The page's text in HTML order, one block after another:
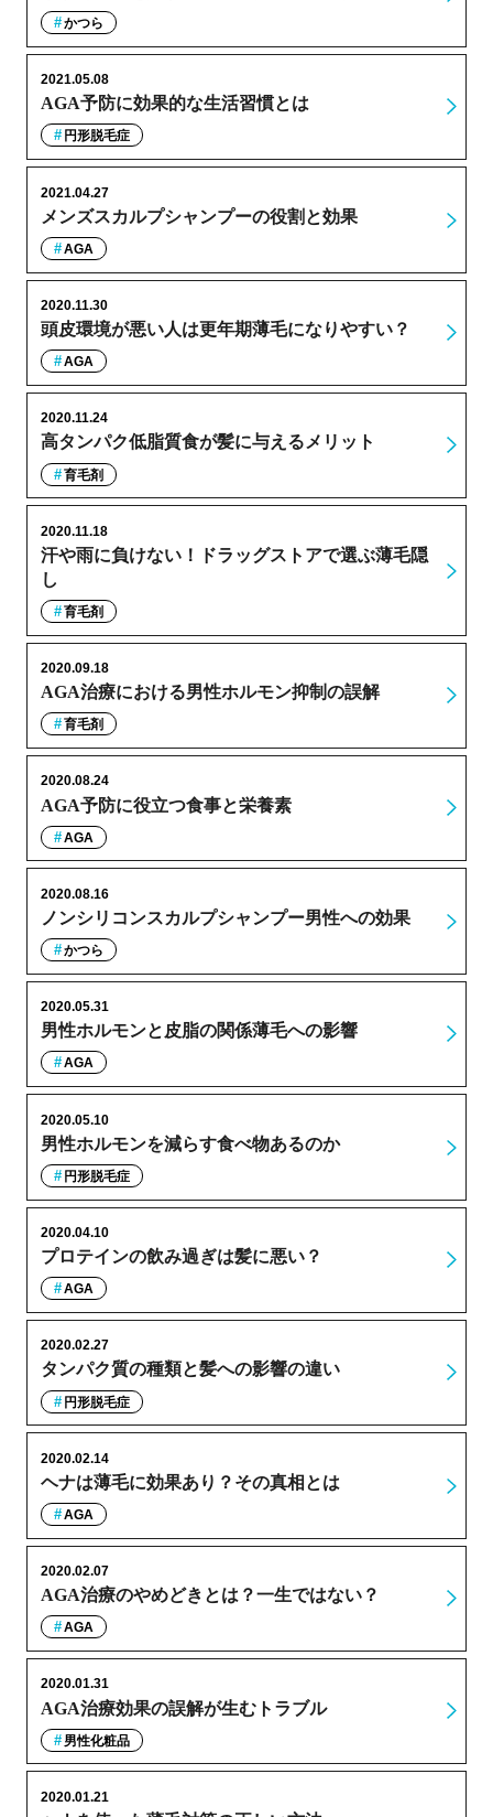
かつら
AGA予防に効果的な生活習慣とは
2021.05.08
円形脱毛症
メンズスカルプシャンプーの役割と効果
2021.04.27
AGA
頭皮環境が悪い人は更年期薄毛になりやすい？
2020.11.30
AGA
高タンパク低脂質食が髪に与えるメリット
2020.11.24
育毛剤
汗や雨に負けない！ドラッグストアで選ぶ薄毛隠
し
2020.11.18
育毛剤
AGA治療における男性ホルモン抑制の誤解
2020.09.18
育毛剤
AGA予防に役立つ食事と栄養素
2020.08.24
AGA
ノンシリコンスカルプシャンプー男性への効果
2020.08.16
かつら
男性ホルモンと皮脂の関係薄毛への影響
2020.05.31
AGA
男性ホルモンを減らす食べ物あるのか
2020.05.10
円形脱毛症
プロテインの飲み過ぎは髪に悪い？
2020.04.10
AGA
タンパク質の種類と髪への影響の違い
2020.02.27
円形脱毛症
ヘナは薄毛に効果あり？その真相とは
2020.02.14
AGA
AGA治療のやめどきとは？一生ではない？
2020.02.07
AGA
AGA治療効果の誤解が生むトラブル
2020.01.31
男性化粧品
2020.01.21